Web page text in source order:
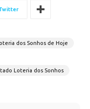
dos Sonhos de Hoje
Loteria dos Sonhos